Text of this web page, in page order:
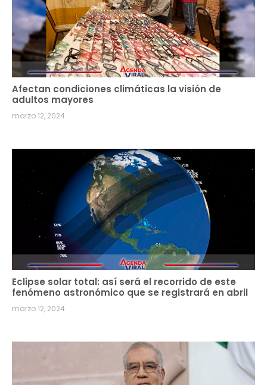
Afectan condiciones climáticas la visión de
adultos mayores
marzo 12, 2024
Eclipse solar total: así será el recorrido de este
fenómeno astronómico que se registrará en abril
marzo 12, 2024